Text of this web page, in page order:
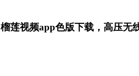
莲视频app色版下载，高压